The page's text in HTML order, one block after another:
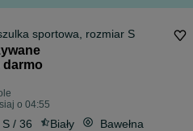
sportowa, rozmiar S
darmo
o 04:55
S / 36 Biały Bawełna